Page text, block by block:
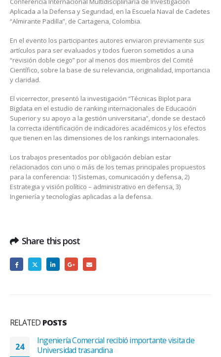
Aplicada a la Defensa y Seguridad, en la Escuela Naval de Cadetes
“Almirante Padilla”, de Cartagena, Colombia.
En el evento los participantes autores enviaron previamente sus
artículos para ser evaluados y todos fueron sometidos a una
“revisión doble ciego” por al menos dos miembros del Comité
Científico, sobre la base de su relevancia, originalidad, importancia
y claridad.
El vicerrector, presentó la investigación “Técnicas Biplot para
Bigdata en el estudio de ranking internacionales de Educación
Superior y su apoyo a la gestión universitaria”, donde se destacó
la correcta identificación de indicadores académicos y los efectos
que tienen en las dimensiones de los rankings internacionales.
Los trabajos presentados por obligación debían estar
relacionados con uno o más de los temas principales propuestos
para la conferencia: 1) Sistemas, comunicación y defensa, 2)
Estrategia y visión político – administrativo en defensa, 3)
Ingeniería y tecnologías aplicadas a la defensa.
Share this post
RELATED POSTS
24
Ingeniería Comercial recibió importante visita de
Universidad trasandina